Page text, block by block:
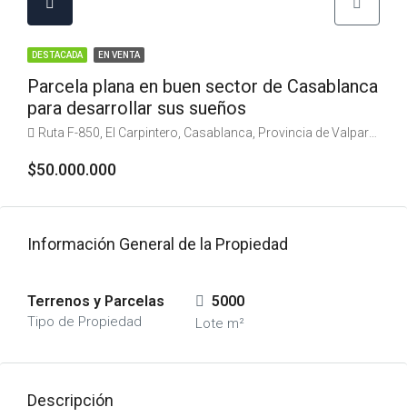
DESTACADA EN VENTA
Parcela plana en buen sector de Casablanca
para desarrollar sus sueños
Ruta F-850, El Carpintero, Casablanca, Provincia de Valparaíso, Región de Valparaíso, Chile
$50.000.000
Información General de la Propiedad
Terrenos y Parcelas
Tipo de Propiedad
5000
Lote m²
Descripción